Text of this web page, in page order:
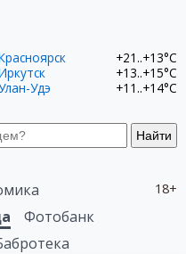
Найти
+21..+13°C
+13..+15°C
Удэ
+11..+14°C
18+
Фотобанк